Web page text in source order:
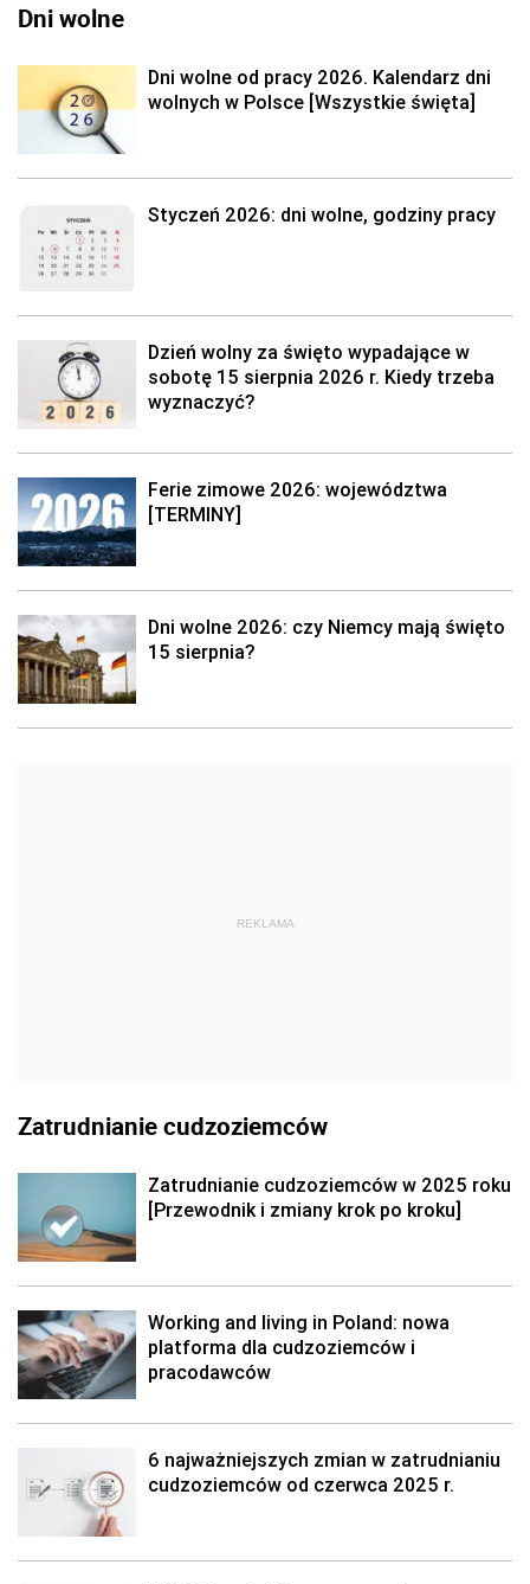
Dni wolne
Dni wolne od pracy 2026. Kalendarz dni
wolnych w Polsce [Wszystkie święta]
Styczeń 2026: dni wolne, godziny pracy
Dzień wolny za święto wypadające w
sobotę 15 sierpnia 2026 r. Kiedy trzeba
wyznaczyć?
Ferie zimowe 2026: województwa
[TERMINY]
Dni wolne 2026: czy Niemcy mają święto
15 sierpnia?
REKLAMA
Zatrudnianie cudzoziemców
Zatrudnianie cudzoziemców w 2025 roku
[Przewodnik i zmiany krok po kroku]
Working and living in Poland: nowa
platforma dla cudzoziemców i
pracodawców
6 najważniejszych zmian w zatrudnianiu
cudzoziemców od czerwca 2025 r.